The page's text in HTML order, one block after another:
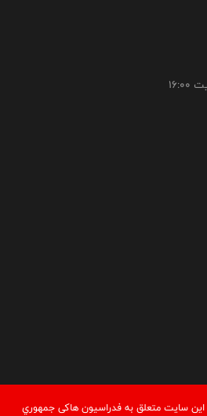
سايت متعلق به فدراسيون هاکی جمهوري